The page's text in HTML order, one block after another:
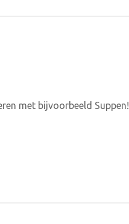
met bijvoorbeeld Suppen!